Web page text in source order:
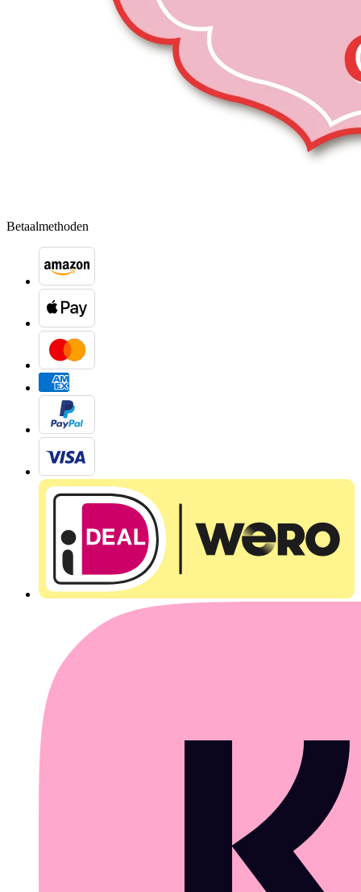
Betaalmethoden